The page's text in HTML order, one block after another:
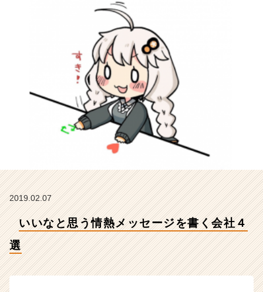
会
こ
れ
か
ら
の
タ
イ
ム
|
ャ
ー・
2019.02.07
いいなと思う情熱メッセージを書く会社４
選